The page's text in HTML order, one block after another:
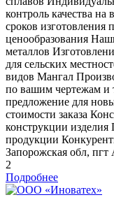
контроль качества на
сроков изготовления
ценообразования
металлов
для сельских
видов Мангал
по вашим чертежам и
предложение для
стоимости заказа
конструкции изделия
продукции
Запорожская обл,
2
Подробнее